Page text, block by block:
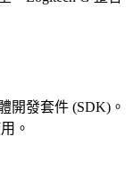
開發套件 (SDK)。
。